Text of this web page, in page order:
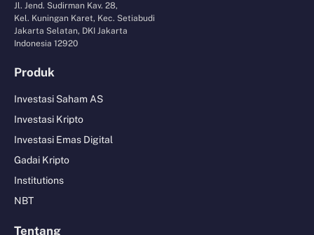
Jl. Jend. Sudirman Kav. 28,
Kel. Kuningan Karet, Kec. Setiabudi
Jakarta Selatan, DKI Jakarta
Indonesia 12920
Produk
Investasi Saham AS
Investasi Kripto
Investasi Emas Digital
Gadai Kripto
Institutions
NBT
Tentang